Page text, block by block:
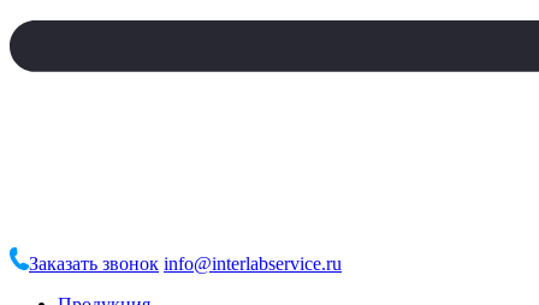
Заказать звонок info@interlabservice.ru